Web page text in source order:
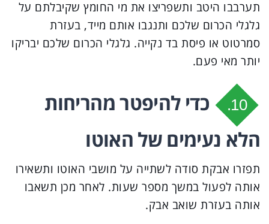
תערבבו היטב ותשפריצו את מי החומץ שקיבלתם על
גלגלי הכרום שלכם ותנגבו אותם מייד, בעזרת
סמרטוט או פיסת בד נקייה. גלגלי הכרום שלכם יבריקו
יותר מאי פעם.
10.
כדי להיפטר מהריחות
הלא נעימים של האוטו
תפזרו אבקת סודה לשתייה על מושבי האוטו ותשאירו
אותה לפעול במשך מספר שעות. לאחר מכן תשאבו
אותה בעזרת שואב אבק.